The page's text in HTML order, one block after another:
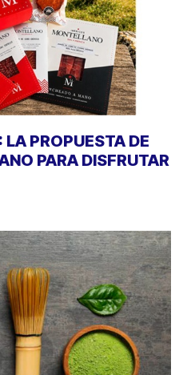
PROPUESTA DE
PARA DISFRUTAR